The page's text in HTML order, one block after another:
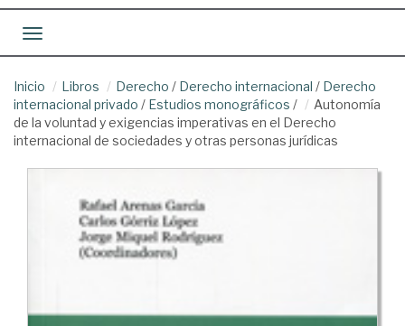
Toggle navigation
Inicio Libros Derecho / Derecho internacional / Derecho
internacional privado / Estudios monográficos /
Autonomía
de la voluntad y exigencias imperativas en el Derecho
internacional de sociedades y otras personas jurídicas